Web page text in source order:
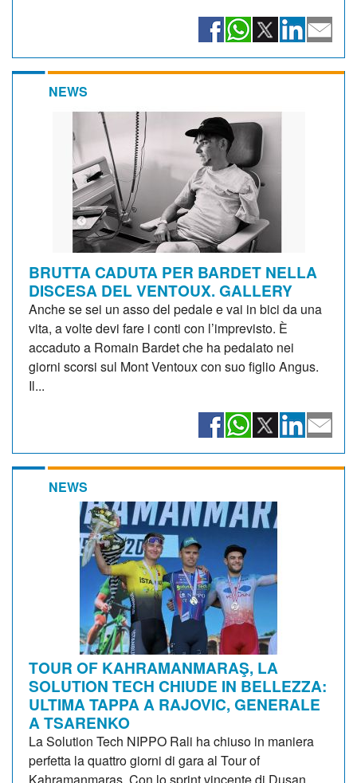
NEWS
BRUTTA CADUTA PER BARDET NELLA
DISCESA DEL VENTOUX. GALLERY
Anche se sei un asso del pedale e vai in bici da una
vita, a volte devi fare i conti con l’imprevisto. È
accaduto a Romain Bardet che ha pedalato nei
giorni scorsi sul Mont Ventoux con suo figlio Angus.
Il...
NEWS
TOUR OF KAHRAMANMARAŞ, LA
SOLUTION TECH CHIUDE IN BELLEZZA:
ULTIMA TAPPA A RAJOVIC, GENERALE
A TSARENKO
La Solution Tech NIPPO Rali ha chiuso in maniera
perfetta la quattro giorni di gara al Tour of
Kahramanmaraş. Con lo sprint vincente di Dusan